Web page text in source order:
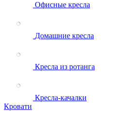
Офисные кресла
Домашние кресла
Кресла из ротанга
Кресла-качалки
Кровати